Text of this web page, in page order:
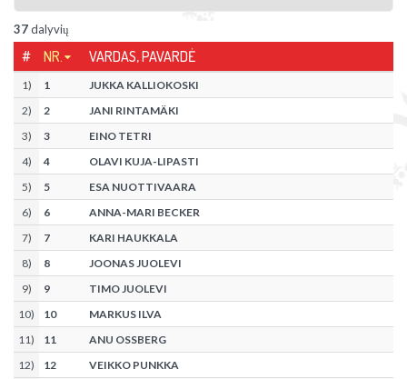
37dalyvių
# NR. VARDAS, PAVARDĖ
1) 1
JUKKA KALLIOKOSKI
2) 2
JANI RINTAMÄKI
3) 3
EINO TETRI
4) 4
OLAVI KUJA-LIPASTI
5) 5
ESA NUOTTIVAARA
6) 6
ANNA-MARI BECKER
7) 7
KARI HAUKKALA
8) 8
JOONAS JUOLEVI
9) 9
TIMO JUOLEVI
10) 10
MARKUS ILVA
11) 11
ANU OSSBERG
12) 12
VEIKKO PUNKKA